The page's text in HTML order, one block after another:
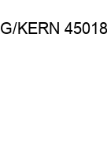
KERN